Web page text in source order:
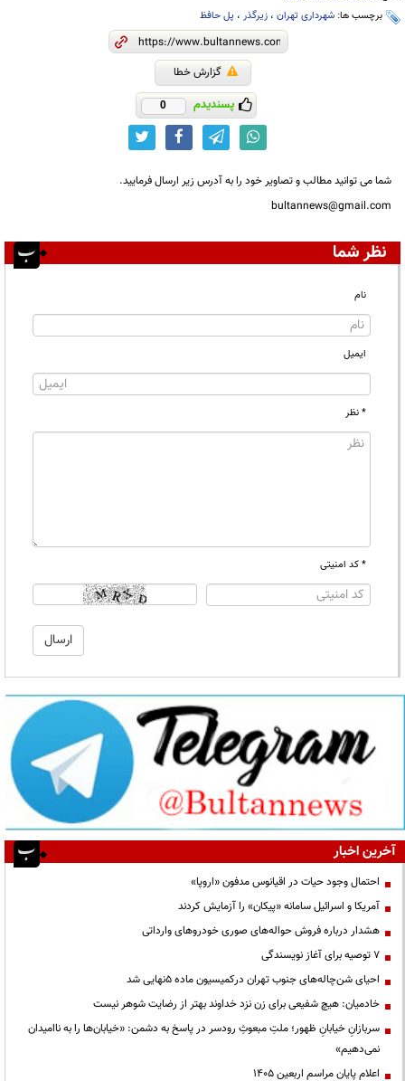
برچسب ها: شهرداری تهران ، زیرگذر ، پل حافظ
گزارش خطا
پسندیدم 0
شما می توانید مطالب و تصاویر خود را به آدرس زیر ارسال فرمایید.
bultannews@gmail.com
نظر شما
نام
ایمیل
* نظر
* کد امنیتی
آخرین اخبار
احتمال وجود حیات در اقیانوس مدفون «اروپا»
آمریکا و اسرائیل سامانه «پیکان» را آزمایش کردند
هشدار درباره فروش حواله‌های صوری خودروهای وارداتی
۷ توصیه برای آغاز نویسندگی
احیای شن‌چاله‌های جنوب تهران درکمیسیون ماده ۵نهایی شد
خادمیان: هیچ شفیعی برای زن نزد خداوند بهتر از رضایت شوهر نیست
سربازانِ خیابانِ ظهور؛ ملتِ مبعوثِ رودسر در پاسخ به دشمن: «خیابان‌ها را به ناامیدان
نمی‌دهیم»
اعلام پایان مراسم اربعین ۱۴۰۵